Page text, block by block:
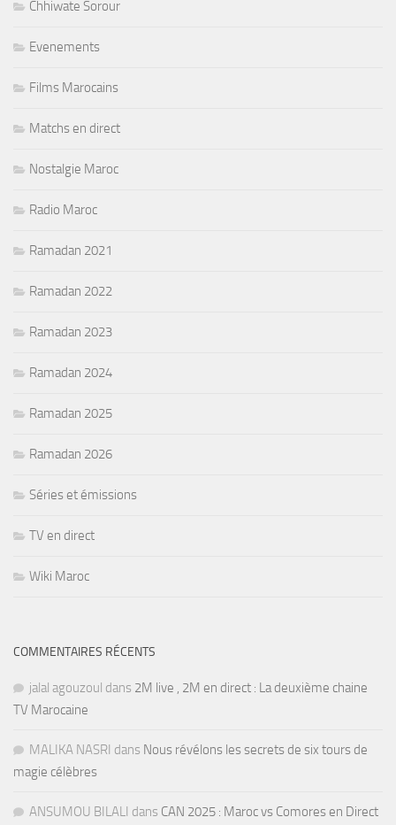
Chhiwate Sorour
Evenements
Films Marocains
Matchs en direct
Nostalgie Maroc
Radio Maroc
Ramadan 2021
Ramadan 2022
Ramadan 2023
Ramadan 2024
Ramadan 2025
Ramadan 2026
Séries et émissions
TV en direct
Wiki Maroc
COMMENTAIRES RÉCENTS
jalal agouzoul dans 2M live , 2M en direct : La deuxième chaine
TV Marocaine
MALIKA NASRI dans Nous révélons les secrets de six tours de
magie célèbres
ANSUMOU BILALI dans CAN 2025 : Maroc vs Comores en Direct